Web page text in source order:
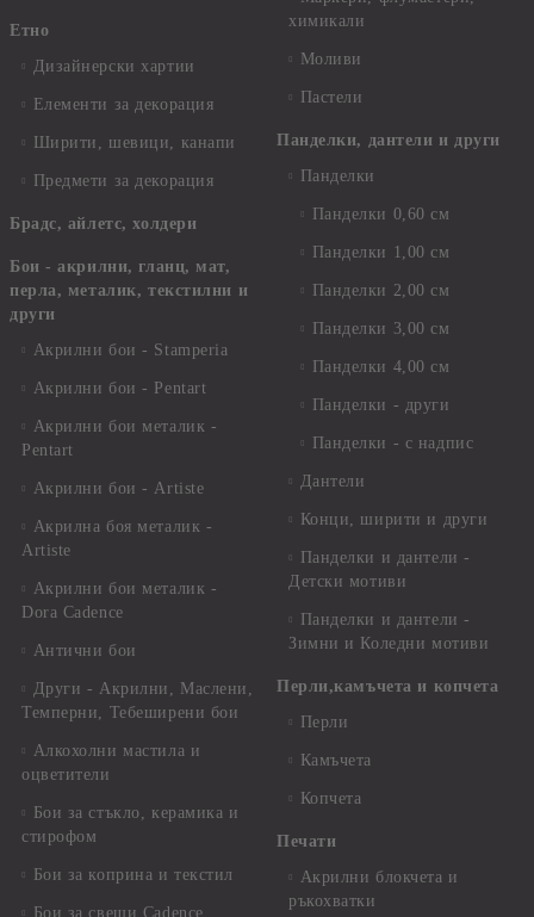
Етно
Дизайнерски хартии
Елементи за декорация
Ширити, шевици, канапи
Предмети за декорация
Брадс, айлетс, холдери
Бои - акрилни, гланц, мат,
перла, металик, текстилни и
други
Акрилни бои - Stamperia
Акрилни бои - Pentart
Акрилни бои металик -
Pentart
Акрилни бои - Artiste
Акрилна боя металик -
Artiste
Акрилни бои металик -
Dora Cadence
Антични бои
Други - Акрилни, Маслени,
Темперни, Тебеширени бои
Алкохолни мастила и
оцветители
Бои за стъкло, керамика и
стирофом
Бои за коприна и текстил
Бои за свещи Cadence
химикали
Моливи
Пастели
Панделки, дантели и други
Панделки
Панделки 0,60 см
Панделки 1,00 см
Панделки 2,00 см
Панделки 3,00 см
Панделки 4,00 см
Панделки - други
Панделки - с надпис
Дантели
Конци, ширити и други
Панделки и дантели -
Детски мотиви
Панделки и дантели -
Зимни и Коледни мотиви
Перли,камъчета и копчета
Перли
Камъчета
Копчета
Печати
Акрилни блокчета и
ръкохватки